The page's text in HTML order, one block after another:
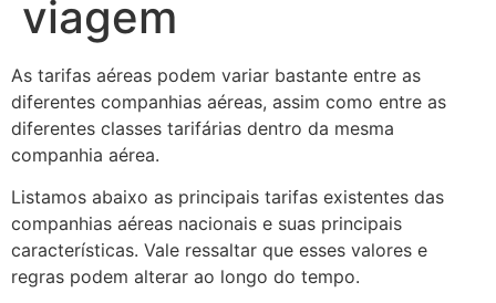
viagem
As tarifas aéreas podem variar bastante entre as
diferentes companhias aéreas, assim como entre as
diferentes classes tarifárias dentro da mesma
companhia aérea.
Listamos abaixo as principais tarifas existentes das
companhias aéreas nacionais e suas principais
características. Vale ressaltar que esses valores e
regras podem alterar ao longo do tempo.